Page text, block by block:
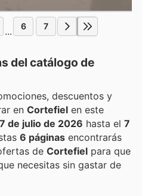
... 6 7
del catálogo de
descuentos y
en Cortefiel en este
7 de julio de 2026 hasta el 7
6 páginas encontrarás
de Cortefiel para que
necesitas sin gastar de